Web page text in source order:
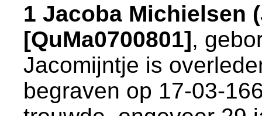
1 Jacoba Michielsen
[QuMa0700801],
Jacomijntje is
begraven op 17-03-